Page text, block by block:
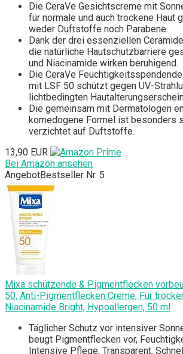
Die CeraVe Gesichtscreme mit
für normale und auch trockene Haut
weder Duftstoffe noch Parabene.
Dank der drei essenziellen
die natürliche Hautschutzbarriere
und Niacinamide wirken beruhigend.
Die CeraVe
mit LSF 50 schützt gegen UV-
lichtbedingten
Die gemeinsam mit Dermatologen
komedogene Formel ist besonders
verzichtet auf Duftstoffe.
13,90 EUR
Bei Amazon ansehen
AngebotBestseller Nr. 5
Mixa schützende & Pigmentflecken
50, Anti-Pigmentflecken Creme, Für
Niacinamide Bright, Hypoallergen, 50 ml
Täglicher Schutz vor intensiver
beugt Pigmentflecken vor,
Intensive Pflege, Transparent,